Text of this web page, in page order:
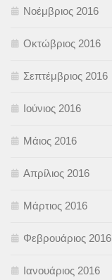
Νοέμβριος 2016
Οκτώβριος 2016
Σεπτέμβριος 2016
Ιούνιος 2016
Μάιος 2016
Απρίλιος 2016
Μάρτιος 2016
Φεβρουάριος 2016
Ιανουάριος 2016